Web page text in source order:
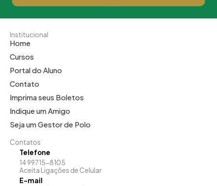
Institucional
Home
Cursos
Portal do Aluno
Contato
Imprima seus Boletos
Indique um Amigo
Seja um Gestor de Polo
Contatos
Telefone
14 99715-8105
Aceita Ligações de Celular
E-mail